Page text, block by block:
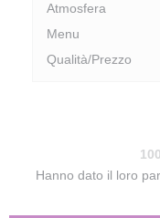
Atmosfera
Menu
Qualità/Prezzo
Hanno dato il loro